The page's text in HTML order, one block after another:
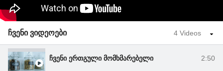
ჩვენი ვიდეოები 4 Videos
ჩვენი ერთგული მომხმარებელი 2:50